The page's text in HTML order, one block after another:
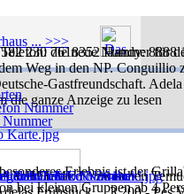
... >>>